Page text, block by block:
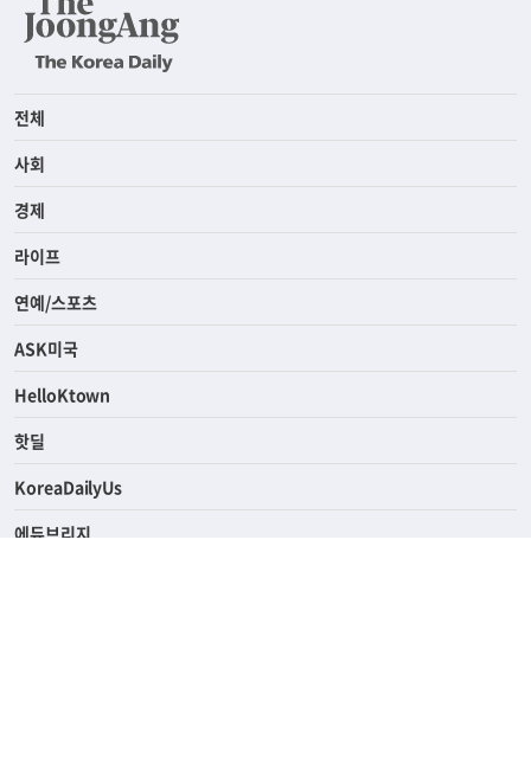
전체
사회
경제
라이프
연예/스포츠
ASK미국
HelloKtown
핫딜
KoreaDailyUs